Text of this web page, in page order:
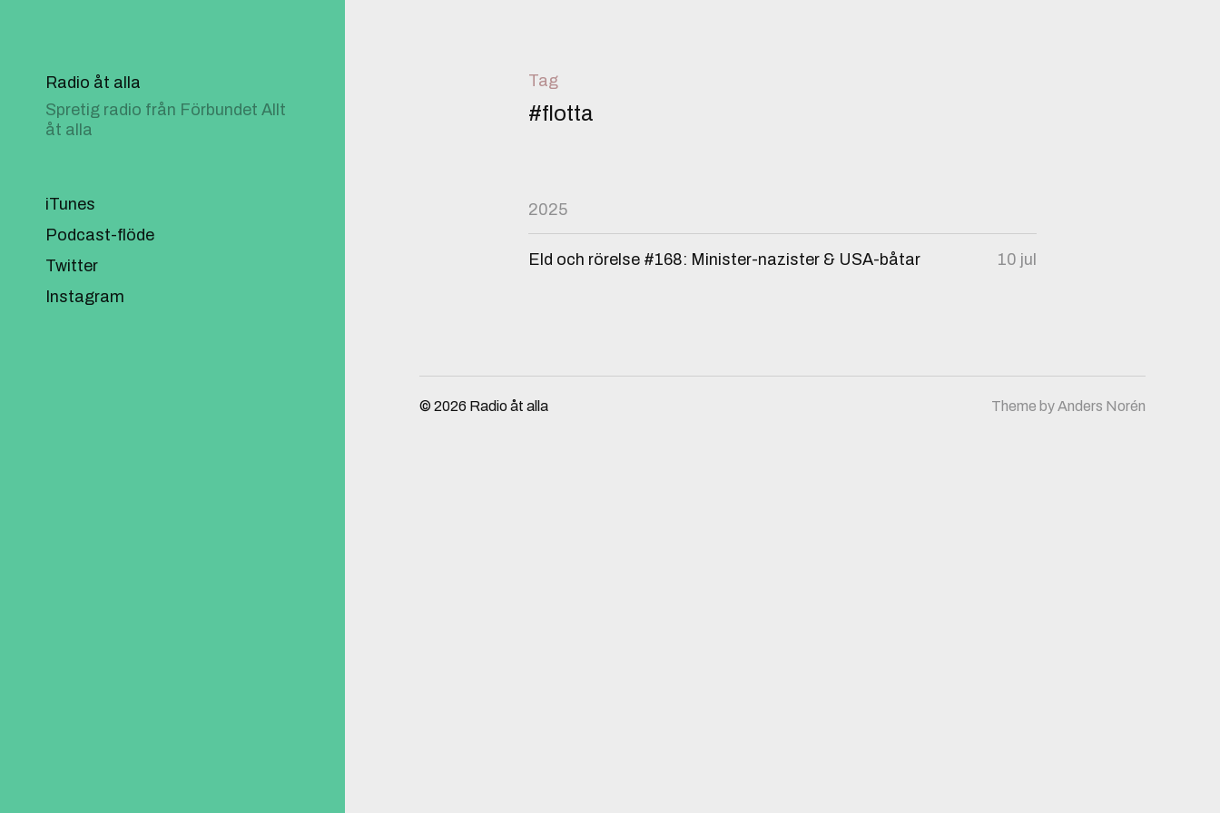
Radio åt alla
Spretig radio från Förbundet Allt
åt alla
iTunes
Podcast-flöde
Twitter
Instagram
Tag
#flotta
2025
Eld och rörelse #168: Minister-nazister & USA-båtar 10 jul
© 2026 Radio åt alla Theme byAnders Norén